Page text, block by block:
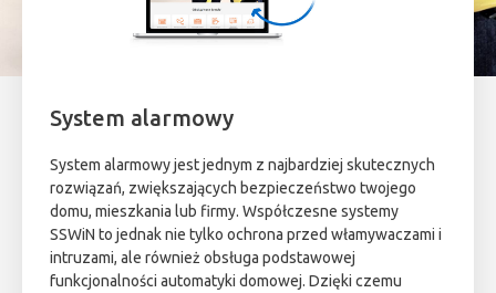
System alarmowy
System alarmowy jest jednym z najbardziej skutecznych
rozwiązań, zwiększających bezpieczeństwo twojego
domu, mieszkania lub firmy. Współczesne systemy
SSWiN to jednak nie tylko ochrona przed włamywaczami i
intruzami, ale również obsługa podstawowej
funkcjonalności automatyki domowej. Dzięki czemu